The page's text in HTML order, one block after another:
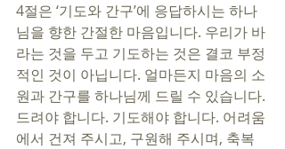
4절은 ‘기도와 간구’에 응답하시는 하나
님을 향한 간절한 마음입니다. 우리가 바
라는 것을 두고 기도하는 것은 결코 부정
적인 것이 아닙니다. 얼마든지 마음의 소
원과 간구를 하나님께 드릴 수 있습니다.
드려야 합니다. 기도해야 합니다. 어려움
에서 건져 주시고, 구원해 주시며, 축복